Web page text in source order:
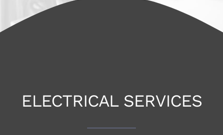
ELECTRICAL SERVICES